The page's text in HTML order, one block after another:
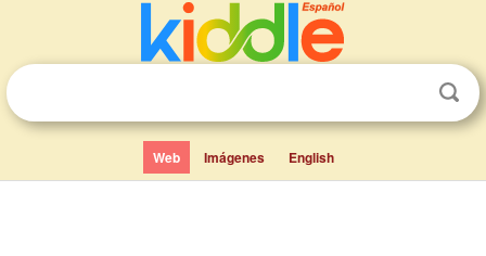
Web Imágenes English